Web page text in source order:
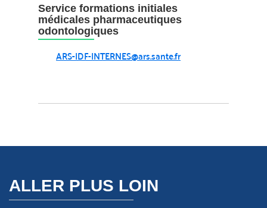
Service formations initiales
médicales pharmaceutiques
odontologiques
ARS-IDF-INTERNES@ars.sante.fr
ALLER PLUS LOIN